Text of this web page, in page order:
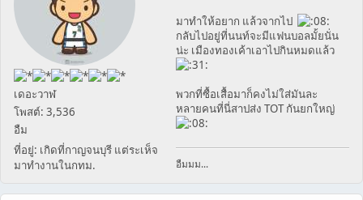
เดอะวาฬ
โพสต์: 3,536
อืม
ที่อยู่: เกิดที่กาญจนบุรี แต่ระเห็จ
มาทำงานในกทม.
มาทำให้อยาก แล้วจากไป
กลับไปอยู่ที่นนท์จะมีแฟนบอลมั้ยนั่น
น่ะ เมืองทองเค้าเอาไปกินหมดแล้ว
พวกที่ซื้อเสื้อมาก็คงไม่ใส่มันละ
หลายคนที่นี่สาปส่ง TOT กันยกใหญ่
อืมมม...